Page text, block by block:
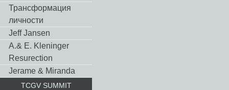
Трансформация
личности
Jeff Jansen
A.& E. Kleninger
Resurection
Jerame & Miranda
TCGV SUMMIT